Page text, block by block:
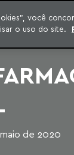
MACHADO
de 2020
você
o uso do site.